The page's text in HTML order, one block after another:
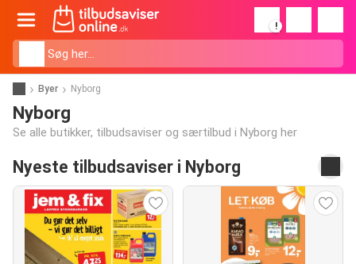
!
Byer Nyborg
Nyborg
Se alle butikker, tilbudsaviser og særtilbud i Nyborg her
Nyeste tilbudsaviser i Nyborg